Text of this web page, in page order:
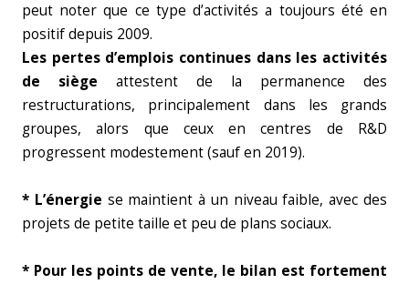
peut noter que ce type d’activités a toujours été en
positif depuis 2009.
Les pertes d’emplois continues dans les activités
de siège attestent de la permanence des
restructurations, principalement dans les grands
groupes, alors que ceux en centres de R&D
progressent modestement (sauf en 2019).
* L’énergie se maintient à un niveau faible, avec des
projets de petite taille et peu de plans sociaux.
* Pour les points de vente, le bilan est fortement